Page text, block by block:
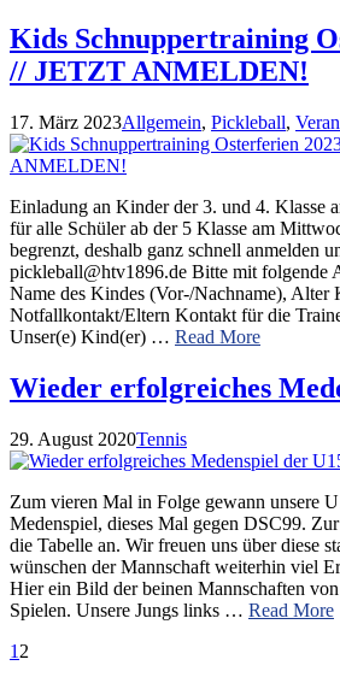
Kids Schnuppertraining
// JETZT ANMELDEN!
17. März 2023Allgemein, Pickleball,
Einladung an Kinder der 3. und 4. Klasse
für alle Schüler ab der 5 Klasse am
begrenzt, deshalb ganz schnell anmelden
pickleball@htv1896.de Bitte mit folgende
Name des Kindes (Vor-/Nachname), Alter
Notfallkontakt/Eltern Kontakt für die
Unser(e) Kind(er) … Read More
Wieder erfolgreiches
29. August 2020Tennis
Zum vieren Mal in Folge gewann unsere
Medenspiel, dieses Mal gegen DSC99.
die Tabelle an. Wir freuen uns über diese
wünschen der Mannschaft weiterhin viel
Hier ein Bild der beinen Mannschaften
Spielen. Unsere Jungs links … Read More
1 2